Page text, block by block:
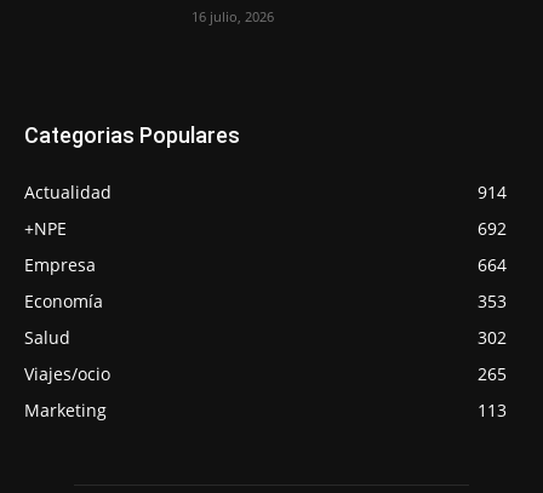
16 julio, 2026
Categorias Populares
Actualidad
914
+NPE
692
Empresa
664
Economía
353
Salud
302
Viajes/ocio
265
Marketing
113